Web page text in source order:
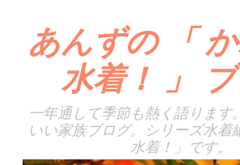
ン
ツ
へ
あんずの 「
水着！ 」
一年通して季節も熱く語ります
いい家族ブログ。シリーズ水着
水着！」です。